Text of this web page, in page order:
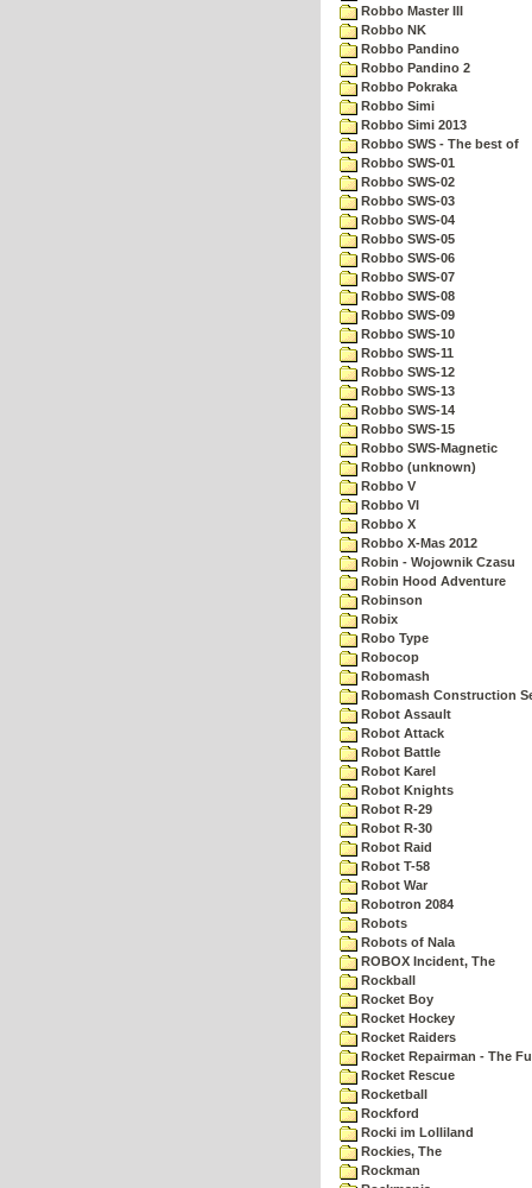
Robbo Master III
Robbo NK
Robbo Pandino
Robbo Pandino 2
Robbo Pokraka
Robbo Simi
Robbo Simi 2013
Robbo SWS - The best of
Robbo SWS-01
Robbo SWS-02
Robbo SWS-03
Robbo SWS-04
Robbo SWS-05
Robbo SWS-06
Robbo SWS-07
Robbo SWS-08
Robbo SWS-09
Robbo SWS-10
Robbo SWS-11
Robbo SWS-12
Robbo SWS-13
Robbo SWS-14
Robbo SWS-15
Robbo SWS-Magnetic
Robbo (unknown)
Robbo V
Robbo VI
Robbo X
Robbo X-Mas 2012
Robin - Wojownik Czasu
Robin Hood Adventure
Robinson
Robix
Robo Type
Robocop
Robomash
Robomash Construction
Robot Assault
Robot Attack
Robot Battle
Robot Karel
Robot Knights
Robot R-29
Robot R-30
Robot Raid
Robot T-58
Robot War
Robotron 2084
Robots
Robots of Nala
ROBOX Incident, The
Rockball
Rocket Boy
Rocket Hockey
Rocket Raiders
Rocket Repairman - The
Rocket Rescue
Rocketball
Rockford
Rocki im Lolliland
Rockies, The
Rockman